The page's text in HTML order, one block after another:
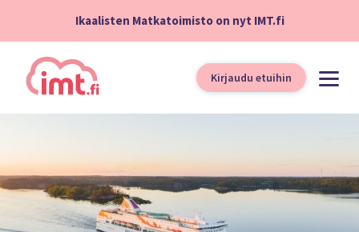
Ikaalisten Matkatoimisto on nyt IMT.fi
Kirjaudu etuihin